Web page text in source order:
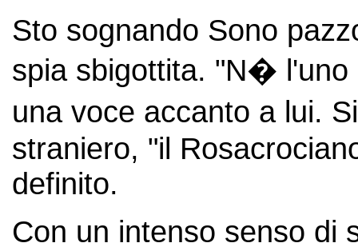
Sto sognando Sono
spia sbigottita. "N�
una voce accanto a lui.
straniero, "il
definito.
Con un intenso senso di